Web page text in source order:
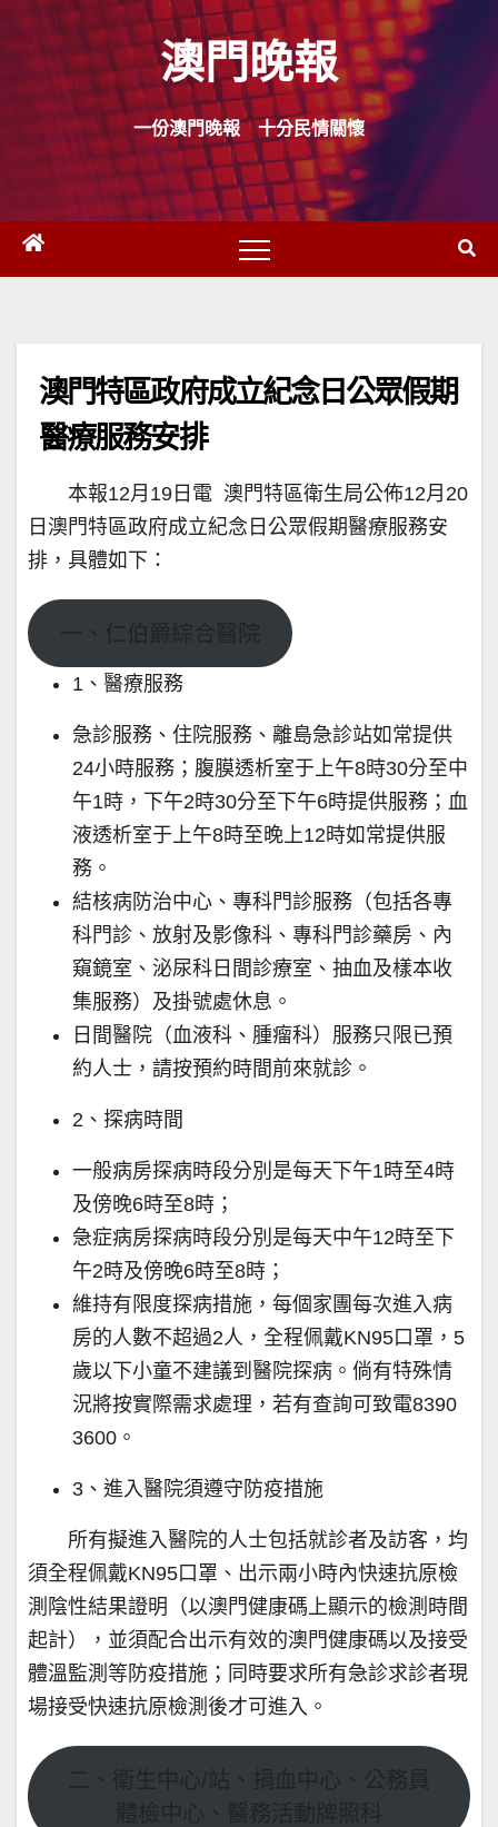
Skip
content
澳門晚報
一份澳門晚報 十分民情關懷
澳門特區政府成立紀念日公眾假期
醫療服務安排
本報12月19日電 澳門特區衛生局公佈12月20
日澳門特區政府成立紀念日公眾假期醫療服務安
排，具體如下：
一、仁伯爵綜合醫院
1、醫療服務
急診服務、住院服務、離島急診站如常提供
24小時服務；腹膜透析室于上午8時30分至中
午1時，下午2時30分至下午6時提供服務；血
液透析室于上午8時至晚上12時如常提供服
務。
結核病防治中心、專科門診服務（包括各專
科門診、放射及影像科、專科門診藥房、內
窺鏡室、泌尿科日間診療室、抽血及樣本收
集服務）及掛號處休息。
日間醫院（血液科、腫瘤科）服務只限已預
約人士，請按預約時間前來就診。
2、探病時間
一般病房探病時段分別是每天下午1時至4時
及傍晚6時至8時；
急症病房探病時段分別是每天中午12時至下
午2時及傍晚6時至8時；
維持有限度探病措施，每個家團每次進入病
房的人數不超過2人，全程佩戴KN95口罩，5
歲以下小童不建議到醫院探病。倘有特殊情
況將按實際需求處理，若有查詢可致電8390
3600。
3、進入醫院須遵守防疫措施
所有擬進入醫院的人士包括就診者及訪客，均
須全程佩戴KN95口罩、出示兩小時內快速抗原檢
測陰性結果證明（以澳門健康碼上顯示的檢測時間
起計），並須配合出示有效的澳門健康碼以及接受
體溫監測等防疫措施；同時要求所有急診求診者現
場接受快速抗原檢測後才可進入。
二、衛生中心/站、捐血中心、公務員
體檢中心、醫務活動牌照科